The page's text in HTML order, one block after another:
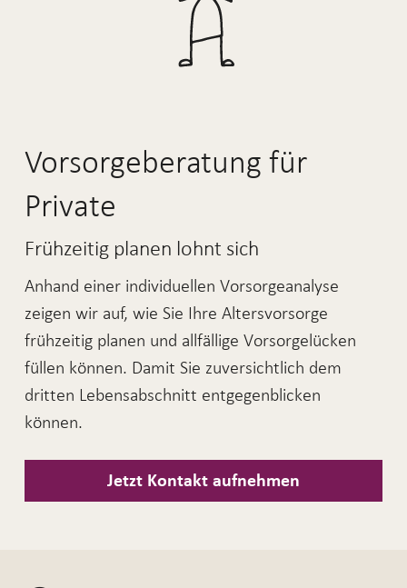
Vorsorgeberatung für
Private
Frühzeitig planen lohnt sich
Anhand einer individuellen Vorsorgeanalyse
zeigen wir auf, wie Sie Ihre Altersvorsorge
frühzeitig planen und allfällige Vorsorgelücken
füllen können. Damit Sie zuversichtlich dem
dritten Lebensabschnitt entgegenblicken
können.
Jetzt Kontakt aufnehmen